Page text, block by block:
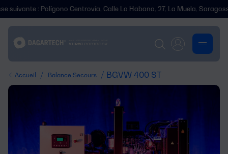
: Polígono Centrovía, Calle La Habana, 27, La Muela, Saragosse.
Accueil / Balance Secours / BGVW 400 ST